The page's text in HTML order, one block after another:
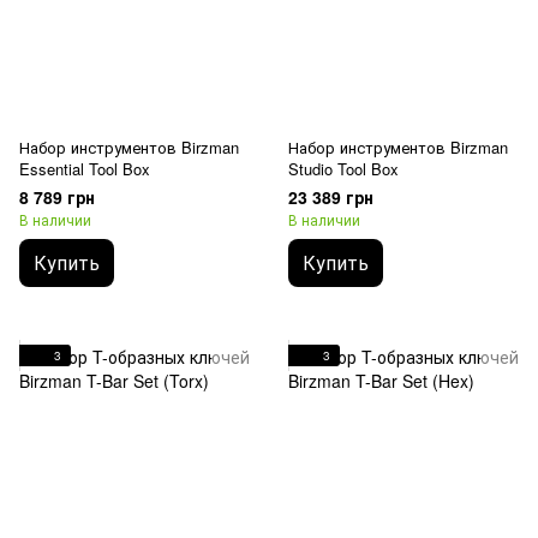
Набор инструментов Birzman
Essential Tool Box
8 789 грн
В наличии
Купить
Набор инструментов Birzman
Studio Tool Box
23 389 грн
В наличии
Купить
3 3